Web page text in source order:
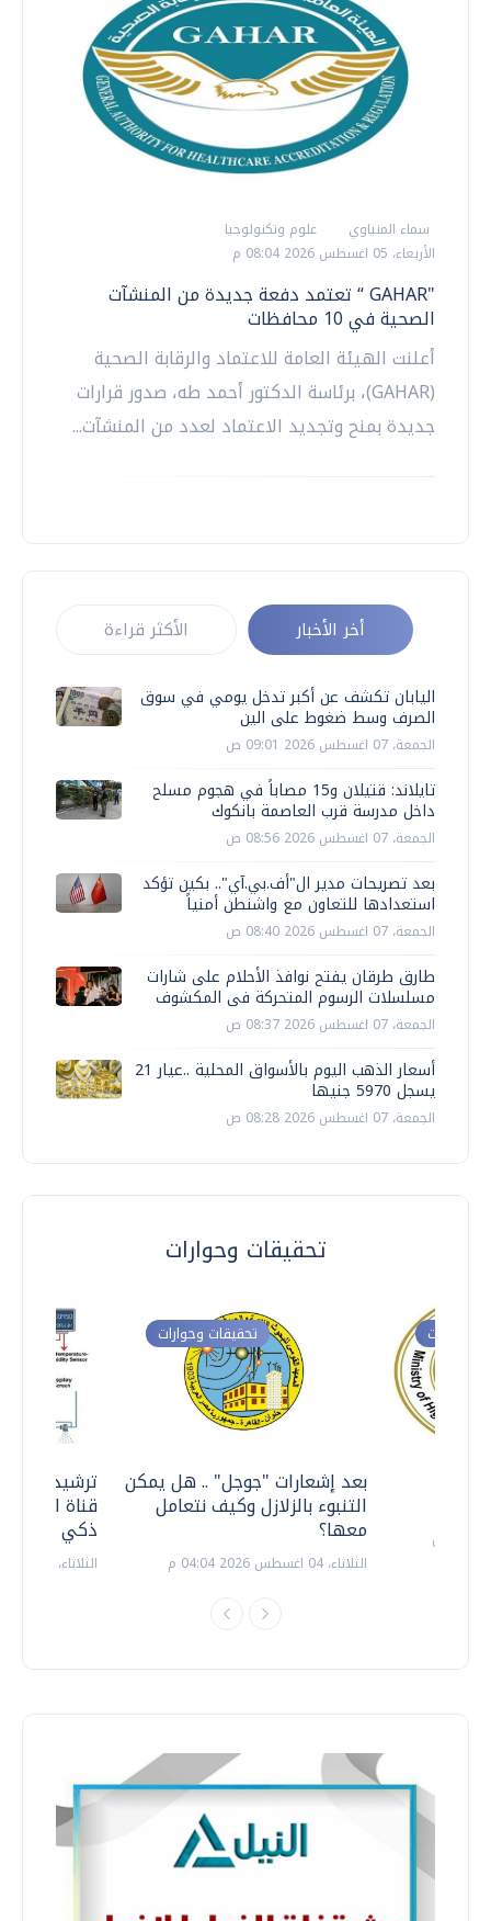
سماء المنياوي
علوم وتكنولوجيا
الأربعاء، 05 اغسطس 2026 08:04 م
"GAHAR “ تعتمد دفعة جديدة من المنشآت
الصحية في 10 محافظات
أعلنت الهيئة العامة للاعتماد والرقابة الصحية
(GAHAR)، برئاسة الدكتور أحمد طه، صدور قرارات
جديدة بمنح وتجديد الاعتماد لعدد من المنشآت...
أخر الأخبار الأكثر قراءة
اليابان تكشف عن أكبر تدخل يومي في سوق
الصرف وسط ضغوط على الين
الجمعة، 07 اغسطس 2026 09:01 ص
تايلاند: قتيلان و15 مصاباً في هجوم مسلح
داخل مدرسة قرب العاصمة بانكوك
الجمعة، 07 اغسطس 2026 08:56 ص
بعد تصريحات مدير ال"أف.بي.آي".. بكين تؤكد
استعدادها للتعاون مع واشنطن أمنياً
الجمعة، 07 اغسطس 2026 08:40 ص
طارق طرقان يفتح نوافذ الأحلام على شارات
مسلسلات الرسوم المتحركة فى المكشوف
الجمعة، 07 اغسطس 2026 08:37 ص
أسعار الذهب اليوم بالأسواق المحلية ..عيار 21
يسجل 5970 جنيها
الجمعة، 07 اغسطس 2026 08:28 ص
تحقيقات وحوارات
ترشيدا
قناة
ذكي
الثلاثاء، 14 يوليو 2026 06:11 م
تحقيقات وحوارات
بعد إشعارات "جوجل" .. هل يمكن
التنبوء بالزلازل وكيف نتعامل
معها؟
الثلاثاء، 04 اغسطس 2026 04:04 م
وحوارات